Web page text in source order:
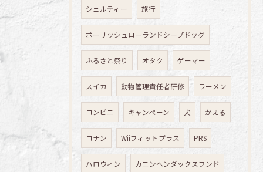
シェルティー 旅行
ポーリッシュローランドシープドッグ
ふるさと祭り オタク ゲーマー
スイカ 動物管理責任者研修 ラーメン
コンビニ キャンペーン 犬 かえる
コナン Wiiフィットプラス PRS
ハロウィン カニンヘンダックスフンド